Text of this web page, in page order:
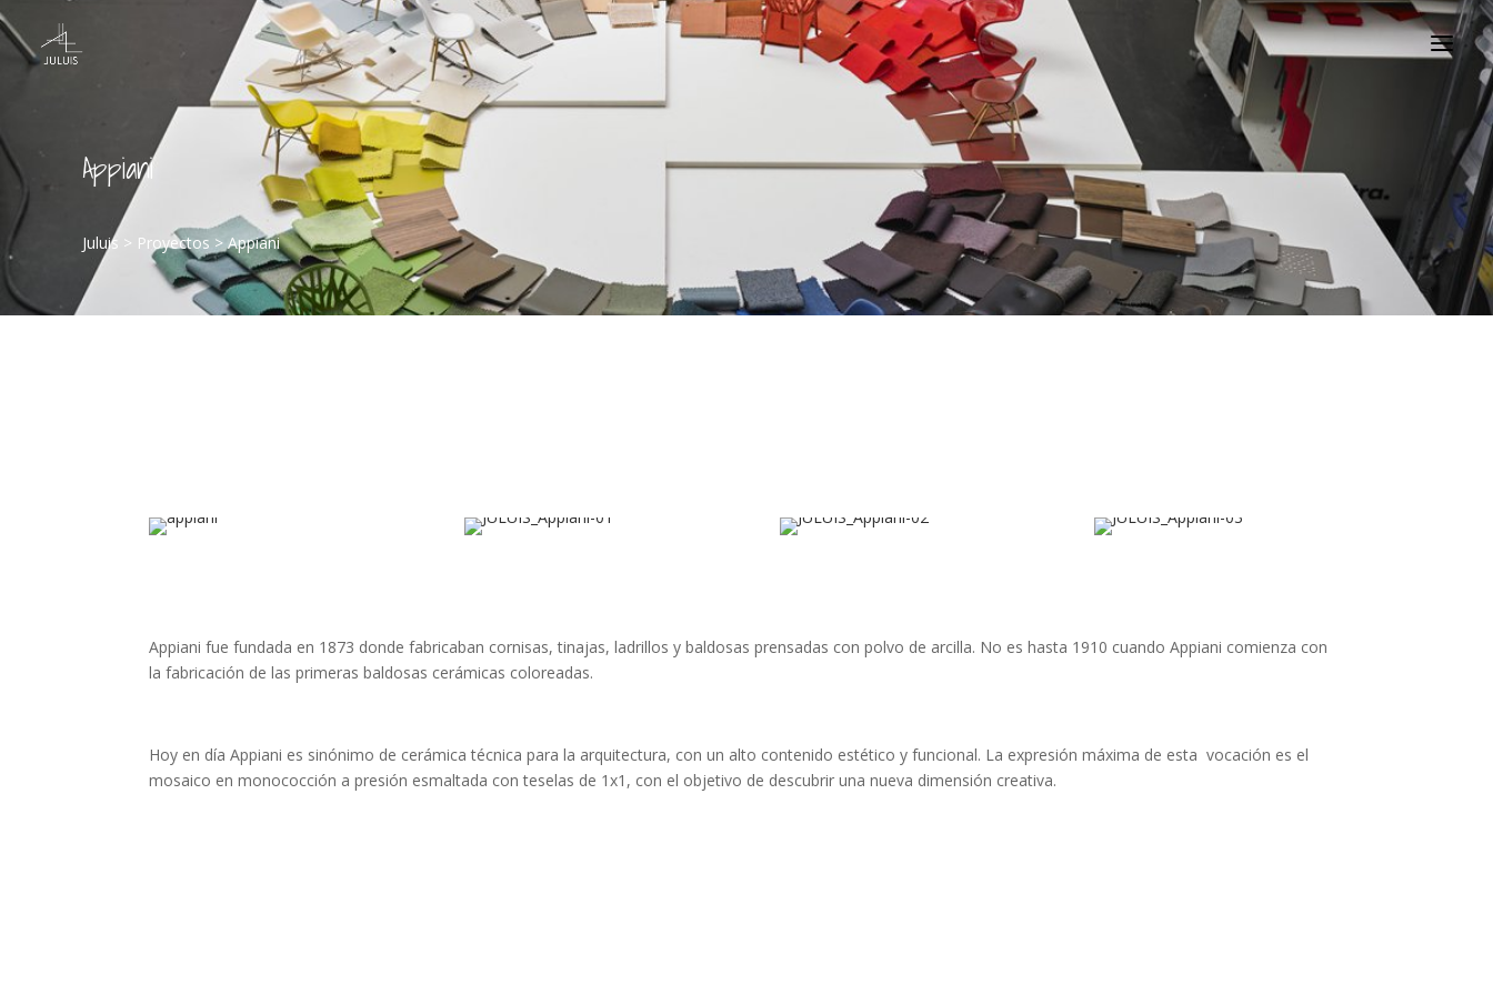
Appiani
Juluis > Proyectos >Appiani
Appiani fue fundada en 1873 donde fabricaban cornisas, tinajas, ladrillos y baldosas prensadas con polvo de arcilla. No es hasta 1910 cuando Appiani comienza con
la fabricación de las primeras baldosas cerámicas coloreadas.
Hoy en día Appiani es sinónimo de cerámica técnica para la arquitectura, con un alto contenido estético y funcional. La expresión máxima de esta vocación es el
mosaico en monococción a presión esmaltada con teselas de 1x1, con el objetivo de descubrir una nueva dimensión creativa.